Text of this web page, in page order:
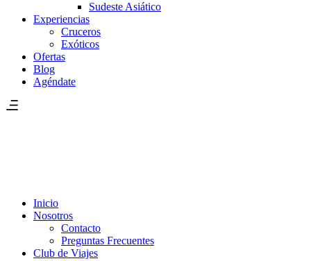
Sudeste Asiático
Experiencias
Cruceros
Exóticos
Ofertas
Blog
Agéndate
Inicio
Nosotros
Contacto
Preguntas Frecuentes
Club de Viajes